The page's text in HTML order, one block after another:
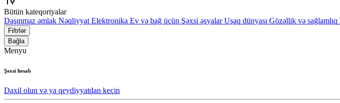
Bütün kateqoriyalar
Daşınmaz əmlak Nəqliyyat Elektronika Ev və bağ üçün Şəxsi əşyalar Uşaq dünyası Gözəllik və sağlamlıq
Filtrlər
Bağla
Menyu
Şəxsi hesab
Daxil olun və ya qeydiyyatdan keçin